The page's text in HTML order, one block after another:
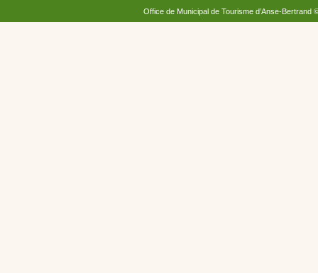
Office de Municipal de Tourisme d’Anse-